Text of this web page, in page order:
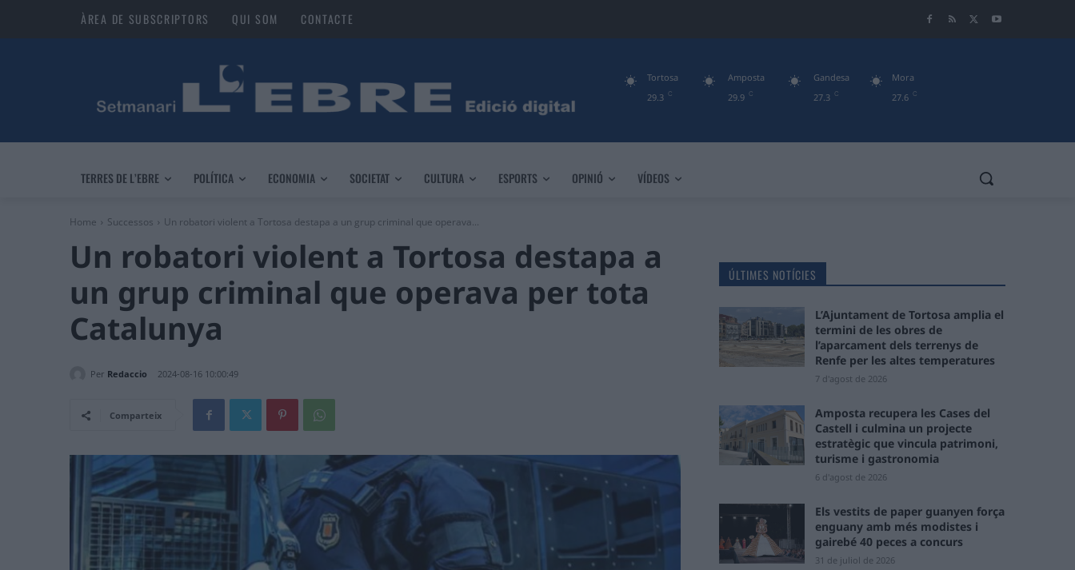
ÀREA DE SUBSCRIPTORS QUI SOM CONTACTE
29.3 C
Tortosa
29.9 C
Amposta
27.3 C
Gandesa
27.6 C
Mora
TERRES DE L’EBRE POLÍTICA ECONOMIA SOCIETAT CULTURA ESPORTS OPINIÓ VÍDEOS
Home Successos Un robatori violent a Tortosa destapa a un grup criminal que operava...
Un robatori violent a Tortosa destapa a
un grup criminal que operava per tota
Catalunya
Per Redaccio 2024-08-16 10:00:49
Comparteix
ÚLTIMES NOTÍCIES
L’Ajuntament de Tortosa amplia el
termini de les obres de
l’aparcament dels terrenys de
Renfe per les altes temperatures
7 d'agost de 2026
Amposta recupera les Cases del
Castell i culmina un projecte
estratègic que vincula patrimoni,
turisme i gastronomia
6 d'agost de 2026
Els vestits de paper guanyen força
enguany amb més modistes i
gairebé 40 peces a concurs
31 de juliol de 2026